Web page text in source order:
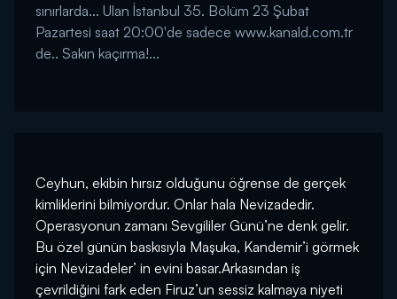
sınırlarda... Ulan İstanbul 35. Bölüm 23 Şubat
Pazartesi saat 20:00'de sadece www.kanald.com.tr
de.. Sakın kaçırma!...
Ceyhun, ekibin hırsız olduğunu öğrense de gerçek
kimliklerini bilmiyordur. Onlar hala Nevizadedir.
Operasyonun zamanı Sevgililer Günü’ne denk gelir.
Bu özel günün baskısıyla Maşuka, Kandemir’i görmek
için Nevizadeler’ in evini basar.Arkasından iş
çevrildiğini fark eden Firuz’un sessiz kalmaya niyeti